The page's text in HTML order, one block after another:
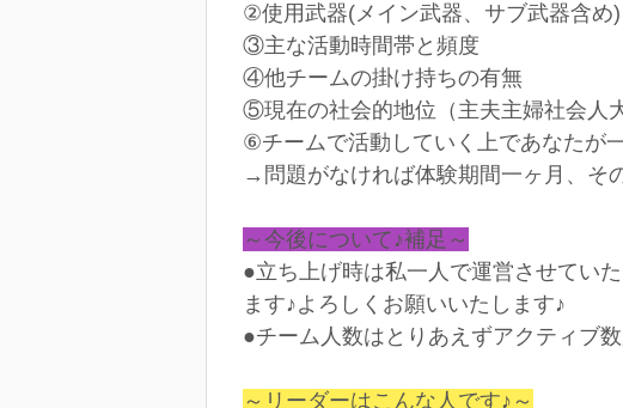
②使用武器(メイン武器、サブ武器含め)
③主な活動時間帯と頻度
④他チームの掛け持ちの有無
⑤現在の社会的地位（主夫主婦社会人
⑥チームで活動していく上であなたが
→問題がなければ体験期間一ヶ月、そ
～今後について♪補足～
●立ち上げ時は私一人で運営させてい
ます♪よろしくお願いいたします♪
●チーム人数はとりあえずアクティブ
～リーダーはこんな人です♪～